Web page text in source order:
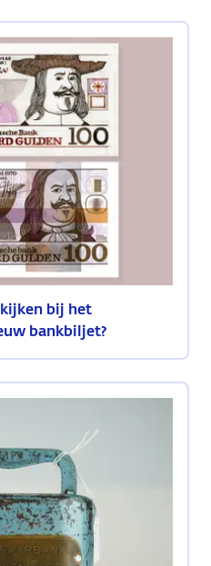
bij het
bankbiljet?